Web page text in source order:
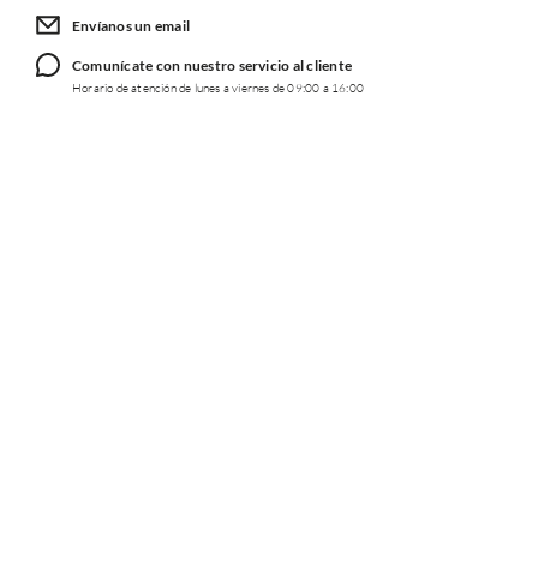
Envíanos un email
Comunícate con nuestro servicio al cliente
Horario de atención de lunes a viernes de 09:00 a 16:00